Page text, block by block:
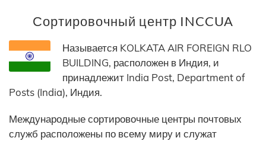
Сортировочный центр INCCUA
Называется KOLKATA AIR FOREIGN RLO
BUILDING, расположен в Индия, и
принадлежит India Post, Department of
Posts (India), Индия.
Международные сортировочные центры почтовых
служб расположены по всему миру и служат